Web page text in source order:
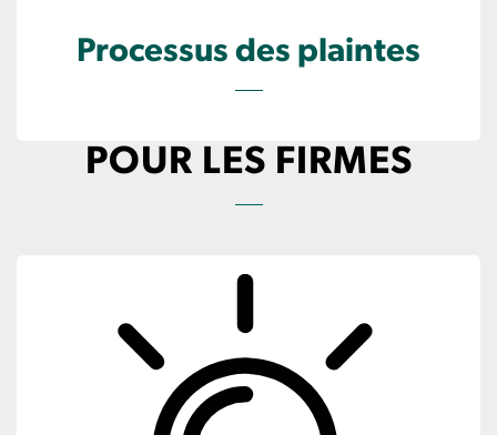
Processus des plaintes
POUR LES FIRMES